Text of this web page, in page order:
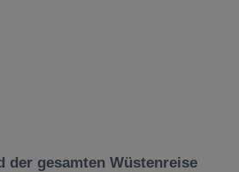
der gesamten Wüstenreise